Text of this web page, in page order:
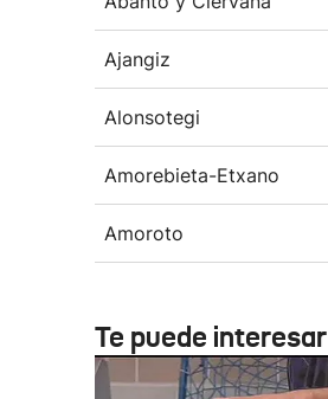
Ajangiz
Alonsotegi
Amorebieta-Etxano
Amoroto
Te puede interesar